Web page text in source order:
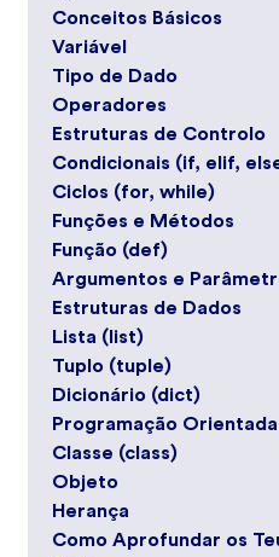
Conceitos Básicos
Variável
Tipo de Dado
Operadores
Estruturas de Controlo
Condicionais (if, elif,
Ciclos (for, while)
Funções e Métodos
Função (def)
Argumentos e
Estruturas de Dados
Lista (list)
Tuplo (tuple)
Dicionário (dict)
Programação
Classe (class)
Objeto
Herança
Como Aprofundar os